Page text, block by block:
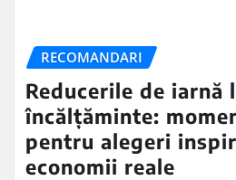
RECOMANDARI
Reducerile de iarnă
încălțăminte:
pentru alegeri
economii reale